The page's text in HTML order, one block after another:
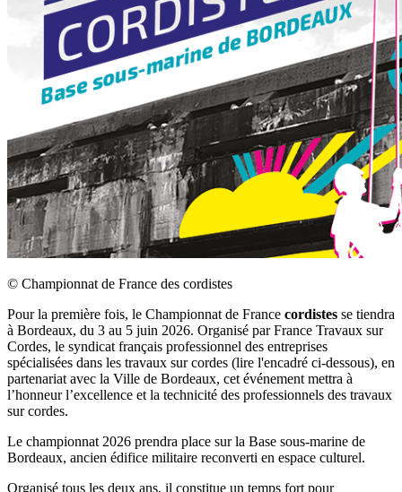
© Championnat de France des cordistes
Pour la première fois, le Championnat de France cordistes se tiendra
à Bordeaux, du 3 au 5 juin 2026. Organisé par France Travaux sur
Cordes, le syndicat français professionnel des entreprises
spécialisées dans les travaux sur cordes (lire l'encadré ci-dessous), en
partenariat avec la Ville de Bordeaux, cet événement mettra à
l’honneur l’excellence et la technicité des professionnels des travaux
sur cordes.
Le championnat 2026 prendra place sur la Base sous-marine de
Bordeaux, ancien édifice militaire reconverti en espace culturel.
Organisé tous les deux ans, il constitue un temps fort pour